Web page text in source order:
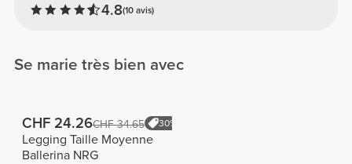
4.8(10 avis)
Se marie très bien avec
CHF 24.26CHF 34.65 30%
Legging Taille Moyenne
Ballerina NRG